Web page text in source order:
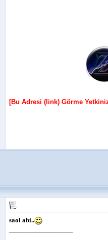
[Bu Adresi (link) Görme
saol abi..